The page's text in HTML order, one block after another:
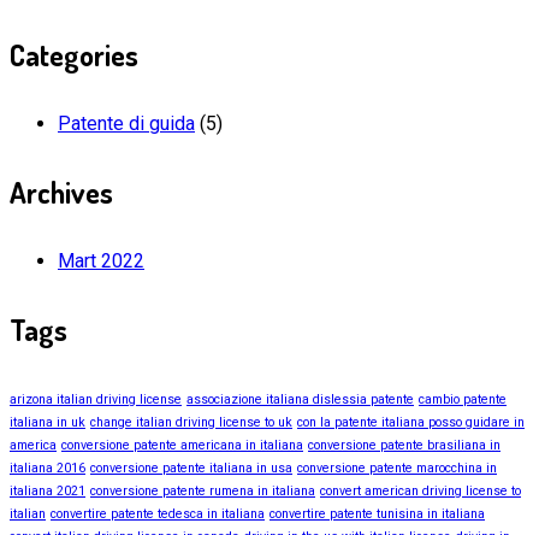
Categories
Patente di guida (5)
Archives
Mart 2022
Tags
arizona italian driving license associazione italiana dislessia patente cambio patente
italiana in uk change italian driving license to uk con la patente italiana posso guidare in
america conversione patente americana in italiana conversione patente brasiliana in
italiana 2016 conversione patente italiana in usa conversione patente marocchina in
italiana 2021 conversione patente rumena in italiana convert american driving license to
italian convertire patente tedesca in italiana convertire patente tunisina in italiana